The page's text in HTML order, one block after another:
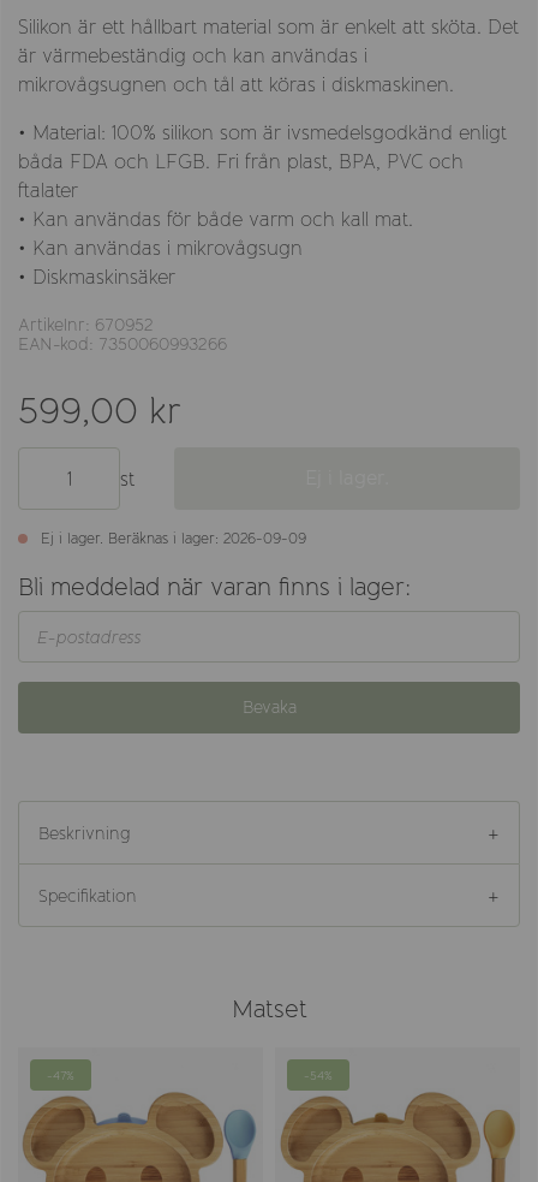
Silikon är ett hållbart material som är enkelt att sköta. Det
är värmebeständig och kan användas i
mikrovågsugnen och tål att köras i diskmaskinen.
• Material: 100% silikon som är ivsmedelsgodkänd enligt
båda FDA och LFGB. Fri från plast, BPA, PVC och
ftalater
• Kan användas för både varm och kall mat.
• Kan användas i mikrovågsugn
• Diskmaskinsäker
Artikelnr: 670952
EAN-kod: 7350060993266
599,00 kr
st
Ej i lager. Beräknas i lager: 2026-09-09
Bli meddelad när varan finns i lager:
Bevaka
Beskrivning
Specifikation
Matset
-47% -54%